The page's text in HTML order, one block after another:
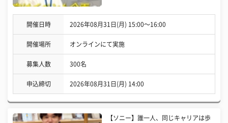
開催日時 2026年08月31日(月) 15:00〜16:00
開催場所 オンラインにて実施
募集人数 300名
申込締切 2026年08月31日(月) 14:00
【ソニー】誰一人、同じキャリアは歩